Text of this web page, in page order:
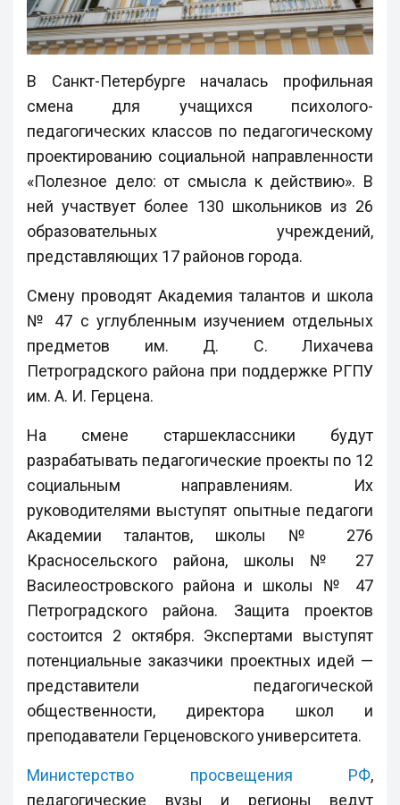
В Санкт-Петербурге началась профильная
смена для учащихся психолого-
педагогических классов по педагогическому
проектированию социальной направленности
«Полезное дело: от смысла к действию». В
ней участвует более 130 школьников из 26
образовательных учреждений,
представляющих 17 районов города.
Смену проводят Академия талантов и школа
№ 47 с углубленным изучением отдельных
предметов им. Д. С. Лихачева
Петроградского района при поддержке РГПУ
им. А. И. Герцена.
На смене старшеклассники будут
разрабатывать педагогические проекты по 12
социальным направлениям. Их
руководителями выступят опытные педагоги
Академии талантов, школы № 276
Красносельского района, школы № 27
Василеостровского района и школы № 47
Петроградского района. Защита проектов
состоится 2 октября. Экспертами выступят
потенциальные заказчики проектных идей —
представители педагогической
общественности, директора школ и
преподаватели Герценовского университета.
Министерство просвещения РФ,
педагогические вузы и регионы ведут